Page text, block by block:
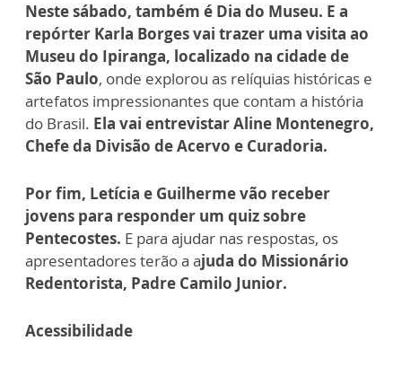
Neste sábado, também é Dia do Museu. E a
repórter Karla Borges vai trazer uma visita ao
Museu do Ipiranga, localizado na cidade de
São Paulo, onde explorou as relíquias históricas e
artefatos impressionantes que contam a história
do Brasil. Ela vai entrevistar Aline Montenegro,
Chefe da Divisão de Acervo e Curadoria.
Por fim, Letícia e Guilherme vão receber
jovens para responder um quiz sobre
Pentecostes. E para ajudar nas respostas, os
apresentadores terão a ajuda do Missionário
Redentorista, Padre Camilo Junior.
Acessibilidade